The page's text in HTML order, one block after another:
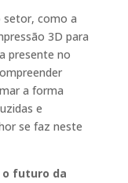
setor, como a
3D para
presente no
a forma
e
se faz neste
o futuro da